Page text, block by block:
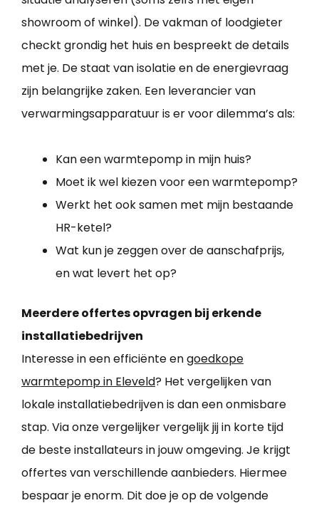
showroom of winkel). De vakman of loodgieter
checkt grondig het huis en bespreekt de details
met je. De staat van isolatie en de energievraag
zijn belangrijke zaken. Een leverancier van
verwarmingsapparatuur is er voor dilemma’s als:
Kan een warmtepomp in mijn huis?
Moet ik wel kiezen voor een warmtepomp?
Werkt het ook samen met mijn bestaande
HR-ketel?
Wat kun je zeggen over de aanschafprijs,
en wat levert het op?
Meerdere offertes opvragen bij erkende
installatiebedrijven
Interesse in een efficiënte engoedkope
warmtepomp in Eleveld? Het vergelijken van
lokale installatiebedrijven is dan een onmisbare
stap. Via onze vergelijker vergelijk jij in korte tijd
de beste installateurs in jouw omgeving. Je krijgt
offertes van verschillende aanbieders. Hiermee
bespaar je enorm. Dit doe je op de volgende